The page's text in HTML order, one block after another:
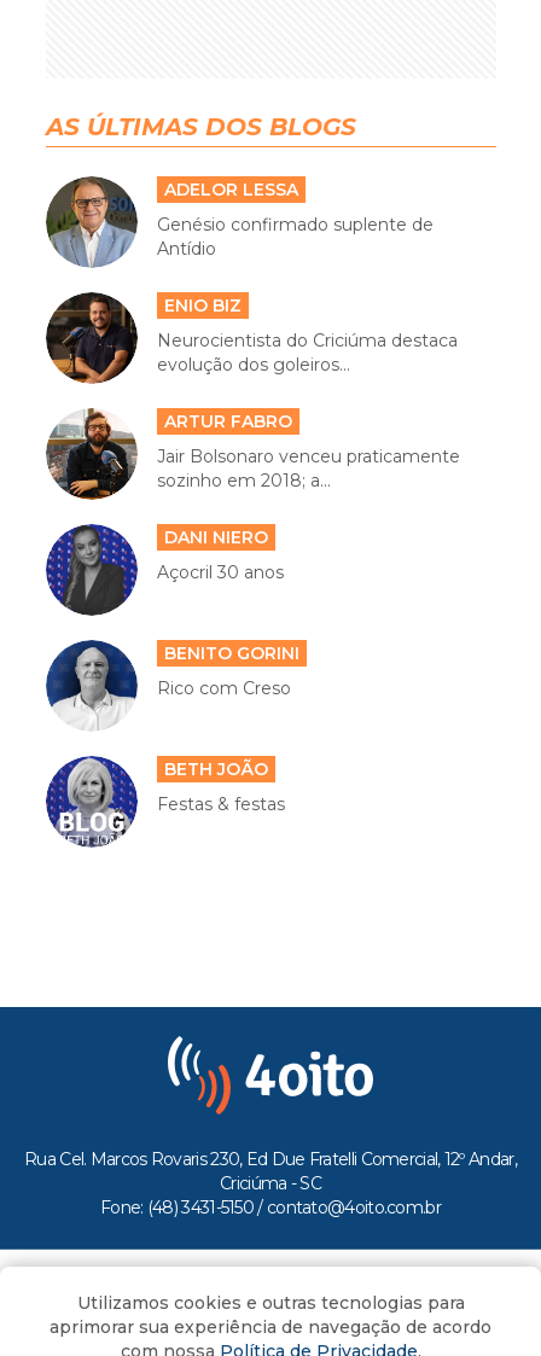
AS ÚLTIMAS DOS BLOGS
ADELOR LESSA
Genésio confirmado suplente de
Antídio
ENIO BIZ
Neurocientista do Criciúma destaca
evolução dos goleiros...
ARTUR FABRO
Jair Bolsonaro venceu praticamente
sozinho em 2018; a...
DANI NIERO
Açocril 30 anos
BENITO GORINI
Rico com Creso
BETH JOÃO
Festas & festas
Rua Cel. Marcos Rovaris 230, Ed Due Fratelli Comercial, 12º Andar,
Criciúma - SC
Fone: (48) 3431-5150 / contato@4oito.com.br
Todos os direitos reservados ao Portal 4oito
Utilizamos cookies e outras tecnologias para
aprimorar sua experiência de navegação de acordo
com nossa Política de Privacidade.